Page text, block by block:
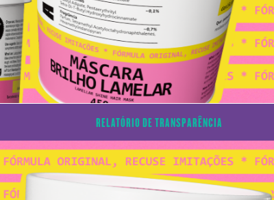
RELATÓRIO DE TRANSPARÊNCIA